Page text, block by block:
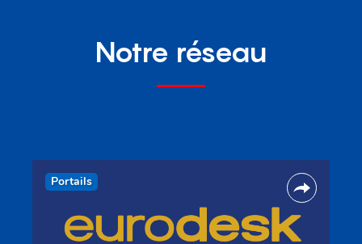
Notre réseau
Portails